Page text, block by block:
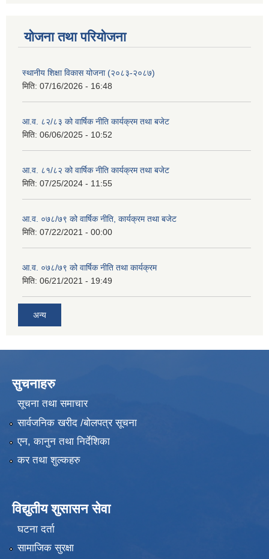
याेजना तथा परियाेजना
स्थानीय शिक्षा विकास योजना (२०८३-२०८७)
मिति: 07/16/2026 - 16:48
आ.व. ८२/८३ को वार्षिक नीति कार्यक्रम तथा बजेट
मिति: 06/06/2025 - 10:52
आ.व. ८१/८२ को वार्षिक नीति कार्यक्रम तथा बजेट
मिति: 07/25/2024 - 11:55
आ.व. ०७८/७९ को वार्षिक नीति, कार्यक्रम तथा बजेट
मिति: 07/22/2021 - 00:00
आ.व. ०७८/७९ को वार्षिक नीति तथा कार्यक्रम
मिति: 06/21/2021 - 19:49
अन्य
सुचनाहरु
सूचना तथा समाचार
सार्वजनिक खरीद /बोलपत्र सूचना
एन, कानुन तथा निर्देशिका
कर तथा शुल्कहरु
विद्युतीय शुसासन सेवा
घटना दर्ता
सामाजिक सुरक्षा